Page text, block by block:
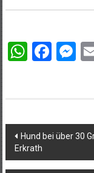
Hund bei über 30
Erkrath